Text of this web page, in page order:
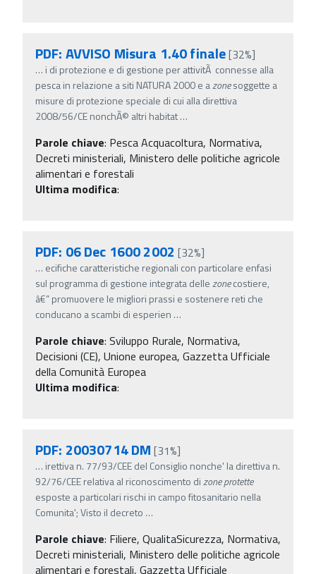
PDF: AVVISO Misura 1.40 finale[32%]
… i di protezione e di gestione per attivitÃ connesse alla
pesca in relazione a siti NATURA 2000 e azonesoggette a
misure di protezione speciale di cui alla direttiva
2008/56/CE nonchÃ© altri habitat…
Parole chiave: Pesca Acquacoltura, Normativa,
Decreti ministeriali, Ministero delle politiche agricole
alimentari e forestali
Ultima modifica:
PDF: 06 Dec 1600 2002 [32%]
… ecifiche caratteristiche regionali con particolare enfasi
sul programma di gestione integrata dellezonecostiere,
â€” promuovere le migliori prassi e sostenere reti che
conducano a scambi di esperien …
Parole chiave: Sviluppo Rurale, Normativa,
Decisioni (CE), Unione europea, Gazzetta Ufficiale
della Comunità Europea
Ultima modifica:
PDF: 20030714 DM [31%]
… irettiva n. 77/93/CEE del Consiglio nonche' la direttiva n.
92/76/CEE relativa al riconoscimento dizoneprotette
esposte a particolari rischi in campo fitosanitario nella
Comunita'; Visto il decreto …
Parole chiave: Filiere, QualitaSicurezza, Normativa,
Decreti ministeriali, Ministero delle politiche agricole
alimentari e forestali, Gazzetta Ufficiale